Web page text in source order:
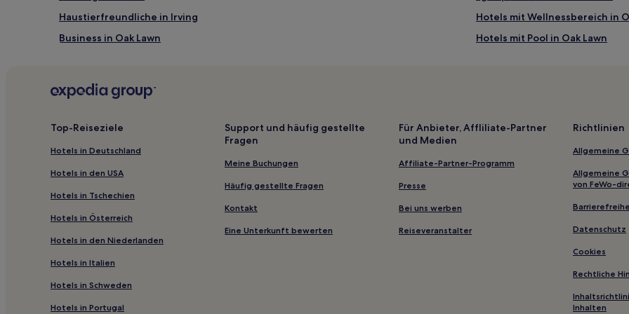
Haustierfreundliche in Irving
Hotels mit Wellnessbereich in
Business in Oak Lawn
Hotels mit Pool in Oak Lawn
Familien in Dallas Design District
Hotels mit Pool in Main Street District
Günstige in Main Street District
Hotels mit Shoppingmöglichkeit in Main Street District
Hotels mit
Luxus in Dallas-Fort Worth Metroplex DFW
Hotels mit Parkplatz in Dallas-
Hotels mit Fitnessbereich in Dallas-Fort Worth Metroplex DFW
Business in Dallas-Fort Worth
Hotels mit Pool in Dallas-Fort Worth Metroplex DFW
Familien in Dallas-Fort Worth
Hotels mit WLAN in Dallas-Fort Worth Metroplex DFW
Hotels mit Küchenzeile nahe
Highland Park: Hotels
Lakewood Hills: Hotels
Trinidad Hotels
Hotels nahe John F. Kennedy
Hotels nahe Bahnhof Dallas Union
Hotels nahe Renaissance Tower
Hotels nahe Eisemann Center
Top-Reiseziele
Hotels in Deutschland
Hotels in den USA
Hotels in Tschechien
Hotels in Österreich
Hotels in den Niederlanden
Hotels in Italien
Hotels in Schweden
Hotels in Portugal
Support und häufig gestellte
Fragen
Meine Buchungen
Häufig gestellte Fragen
Kontakt
Eine Unterkunft bewerten
Für Anbieter, Affliliate-Partner
und Medien
Affiliate-Partner-Programm
Presse
Bei uns werben
Reiseveranstalter
Richtlinien
Allgemeine
Allgemeine
von FeWo-
Datenschutz
Cookies
Rechtliche
Inhalten